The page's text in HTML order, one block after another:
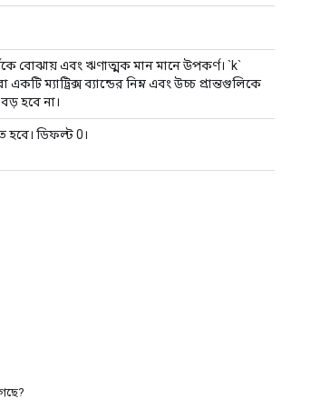
বোঝায় এবং ঋণাত্মক মান মানে উপকর্ণ। `k`
ম্যাট্রিক্স ব্যান্ডের নিম্ন এবং উচ্চ প্রান্তগুলিকে
হবে না।
হবে। ডিফল্ট 0।